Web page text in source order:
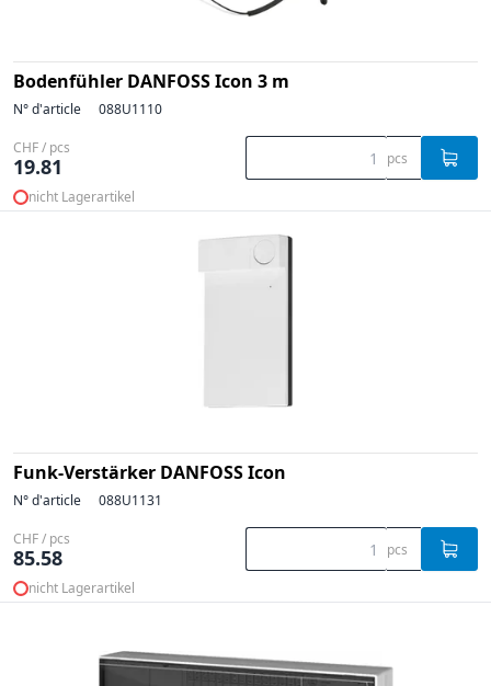
Bodenfühler DANFOSS Icon 3 m
N° d'article 088U1110
CHF / pcs
19.81 pcs
nicht Lagerartikel
Funk-Verstärker DANFOSS Icon
N° d'article 088U1131
CHF / pcs
85.58 pcs
nicht Lagerartikel